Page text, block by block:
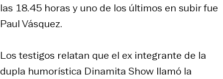
las 18.45 horas y uno de los últimos en subir fue
Paul Vásquez.
Los testigos relatan que el ex integrante de la
dupla humorística Dinamita Show llamó la